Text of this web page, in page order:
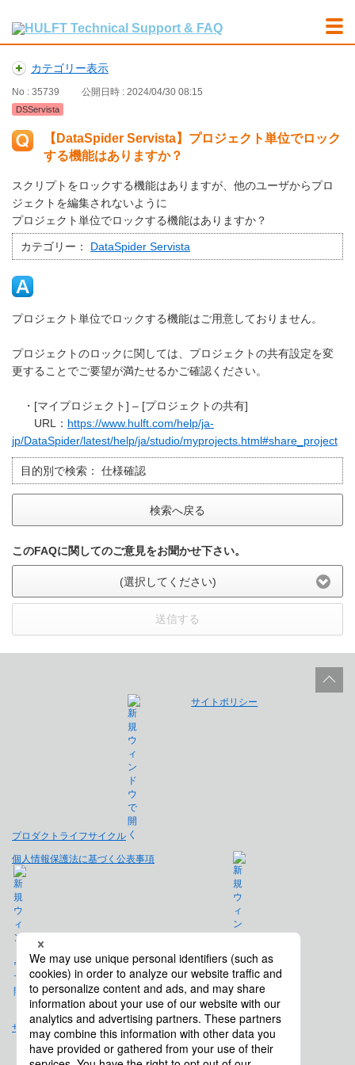
カテゴリー表示
No : 35739 公開日時 : 2024/04/30 08:15
DSServista
【DataSpider Servista】プロジェクト単位でロック
する機能はありますか？
スクリプトをロックする機能はありますが、他のユーザからプロ
ジェクトを編集されないように
プロジェクト単位でロックする機能はありますか？
カテゴリー： DataSpider Servista
プロジェクト単位でロックする機能はご用意しておりません。
プロジェクトのロックに関しては、プロジェクトの共有設定を変
更することでご要望が満たせるかご確認ください。
・[マイプロジェクト] – [プロジェクトの共有]
URL： https://www.hulft.com/help/ja-
jp/DataSpider/latest/help/ja/studio/myprojects.html#share_project
目的別で検索： 仕様確認
検索へ戻る
このFAQに関してのご意見をお聞かせ下さい。
(選択してください)
送信する
プロダクトライフサイクル
サイトポリシー
個人情報保護法に基づく公表事項
免責事項
サイトマップ